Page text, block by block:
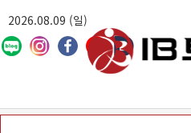
2026.08.09 (일)